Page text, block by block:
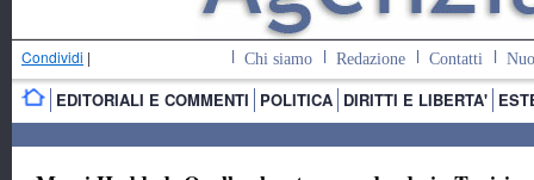
Condividi | Chi siamo Redazione Contatti
EDITORIALI E COMMENTI POLITICA DIRITTI E LIBERTA'